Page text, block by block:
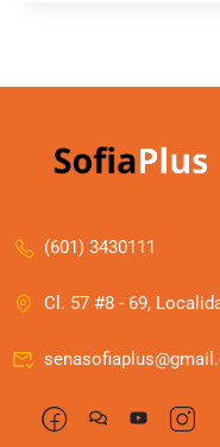
(601) 3430111
Cl. 57 #8 - 69,